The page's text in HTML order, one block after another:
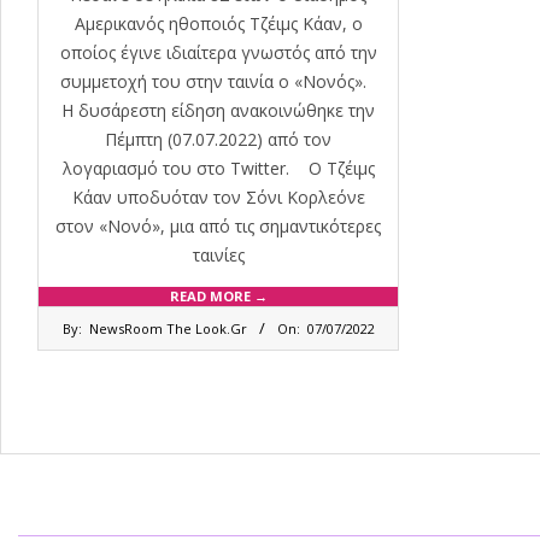
Αμερικανός ηθοποιός Τζέιμς Κάαν, ο
οποίος έγινε ιδιαίτερα γνωστός από την
συμμετοχή του στην ταινία ο «Νονός».
Η δυσάρεστη είδηση ανακοινώθηκε την
Πέμπτη (07.07.2022) από τον
λογαριασμό του στο Twitter. Ο Τζέιμς
Κάαν υποδυόταν τον Σόνι Κορλεόνε
στον «Νονό», μια από τις σημαντικότερες
ταινίες
READ MORE →
By: NewsRoom The Look.Gr On: 07/07/2022